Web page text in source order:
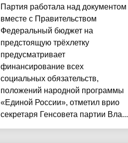
Партия работала над документом
вместе с Правительством
Федеральный бюджет на
предстоящую трёхлетку
предусматривает
финансирование всех
социальных обязательств,
положений народной программы
«Единой России», отметил врио
секретаря Генсовета партии Вла...